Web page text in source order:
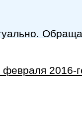
февраля 2016-